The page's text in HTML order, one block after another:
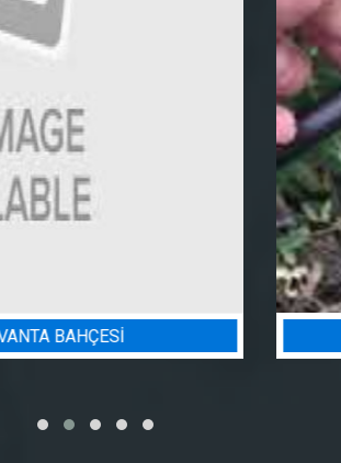
BADEM BAHÇESI SULAMA PROJESI